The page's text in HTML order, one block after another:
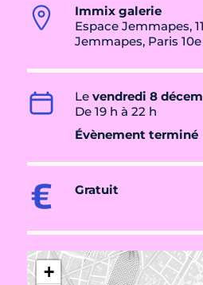
Immix galerie
Espace Jemmapes,
Jemmapes, Paris 10e
Le vendredi 8
De 19 h à 22 h
Évènement terminé
Gratuit
+